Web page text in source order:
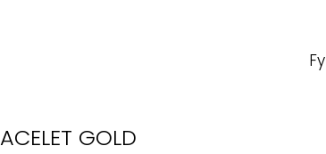
GOLD